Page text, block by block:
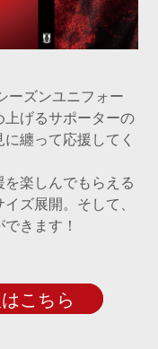
ーズンユニフォー
上げるサポーターの
纏って応援してく
楽しんでもらえる
ズ展開。そして、
きます！
こちら